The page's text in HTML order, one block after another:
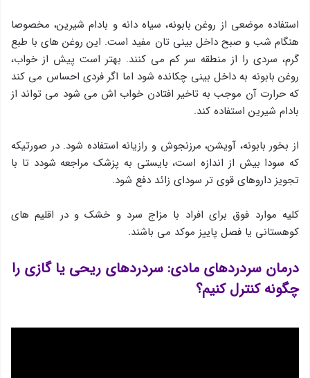
استفاده موضعی از روغن بابونه، سیاه دانه و بادام شیرین، مخصوصا
هنگام شب و صبح داخل بینی تان مفید است. این روغن های با طبع
گرم، سردی را از منطقه سر کم می کنند. بهتر است پیش از خواب،
روغن بابونه به داخل بینی چکانده شود اما اگر فردی احساس می کند
که حرارت آن موجب به تاخیر افتادن خواب اش می شود می تواند از
بادام شیرین استفاده کند.
از بخور بابونه، آویشن، مرزنجوش و رازیانه استفاده شود. در صورتیکه
که سودا بیش از اندازه است، بایستی به پزشک مراجعه شودد تا با
تجویز داروهای قوی تر سودای زائد دفع شود.
کلیه موارد فوق برای افراد با مزاج سرد و خشک و در اقلیم های
کوهستانی یا فصل پاییز موکد می باشند.
درمان سردردهای مادی: سردردهای ریحی یا گازی را
چگونه کنترل کنیم؟